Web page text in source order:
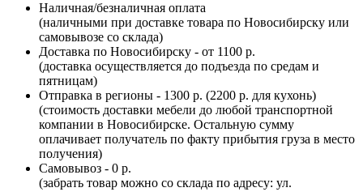
Наличная/безналичная оплата
(наличными при доставке товара по Новосибирску или
самовывозе со склада)
Доставка по Новосибирску - от 1100 р.
(доставка осуществляется до подъезда по средам и
пятницам)
Отправка в регионы - 1300 р. (2200 р. для кухонь)
(стоимость доставки мебели до любой транспортной
компании в Новосибирске. Остальную сумму
оплачивает получатель по факту прибытия груза в место
получения)
Самовывоз - 0 р.
(забрать товар можно со склада по адресу: ул.